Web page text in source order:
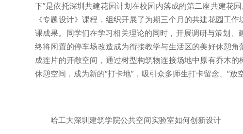
下”是依托深圳共建花园计划在校园内落成的第二座共建花
《专题设计》课程，组织开展了为期三个月的共建花园工
课成果。同学们在学习相关理论的同时，开展调研与策划
终将闲置的停车场改造成为衔接教学与生活区的美好休憩
成连片的开敞空间，通过树型构筑物连接场地中原有乔木
休憩空间，成为新的“打卡地”，吸引众多师生打卡留念、“放空
哈工大深圳建筑学院公共空间实验室如何创新设计